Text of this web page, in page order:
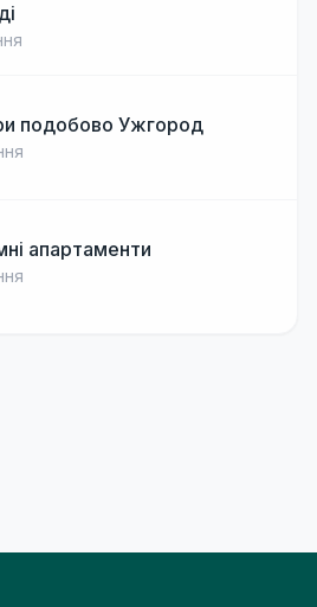
подобово Ужгород
апартаменти